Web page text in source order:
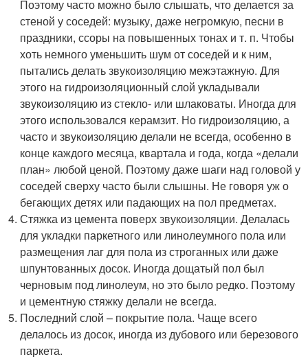
Поэтому часто можно было слышать, что делается за
стеной у соседей: музыку, даже негромкую, песни в
праздники, ссоры на повышенных тонах и т. п. Чтобы
хоть немного уменьшить шум от соседей и к ним,
пытались делать звукоизоляцию межэтажную. Для
этого на гидроизоляционный слой укладывали
звукоизоляцию из стекло- или шлаковаты. Иногда для
этого использовался керамзит. Но гидроизоляцию, а
часто и звукоизоляцию делали не всегда, особенно в
конце каждого месяца, квартала и года, когда «делали
план» любой ценой. Поэтому даже шаги над головой у
соседей сверху часто были слышны. Не говоря уж о
бегающих детях или падающих на пол предметах.
Стяжка из цемента поверх звукоизоляции. Делалась
для укладки паркетного или линолеумного пола или
размещения лаг для пола из строганных или даже
шпунтованных досок. Иногда дощатый пол был
черновым под линолеум, но это было редко. Поэтому
и цементную стяжку делали не всегда.
Последний слой – покрытие пола. Чаще всего
делалось из досок, иногда из дубового или березового
паркета.